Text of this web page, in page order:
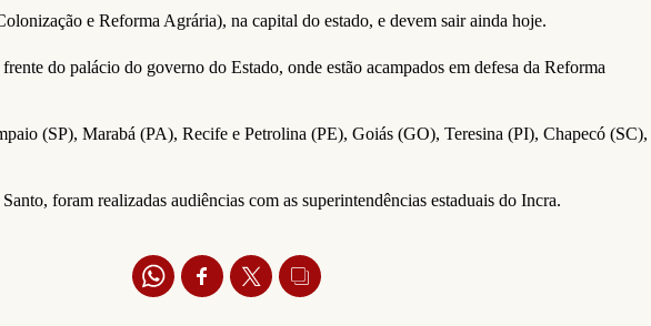
e Reforma Agrária), na capital do estado, e devem sair ainda hoje.
do palácio do governo do Estado, onde estão acampados em defesa da Reforma
(SP), Marabá (PA), Recife e Petrolina (PE), Goiás (GO), Teresina (PI), Chapecó (SC),
foram realizadas audiências com as superintendências estaduais do Incra.